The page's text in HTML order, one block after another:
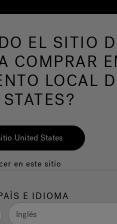
Nuestra
GUÍA
EL SITIO
COMPRAR
LOCAL
United States
en este sitio
E IDIOMA
Inglés